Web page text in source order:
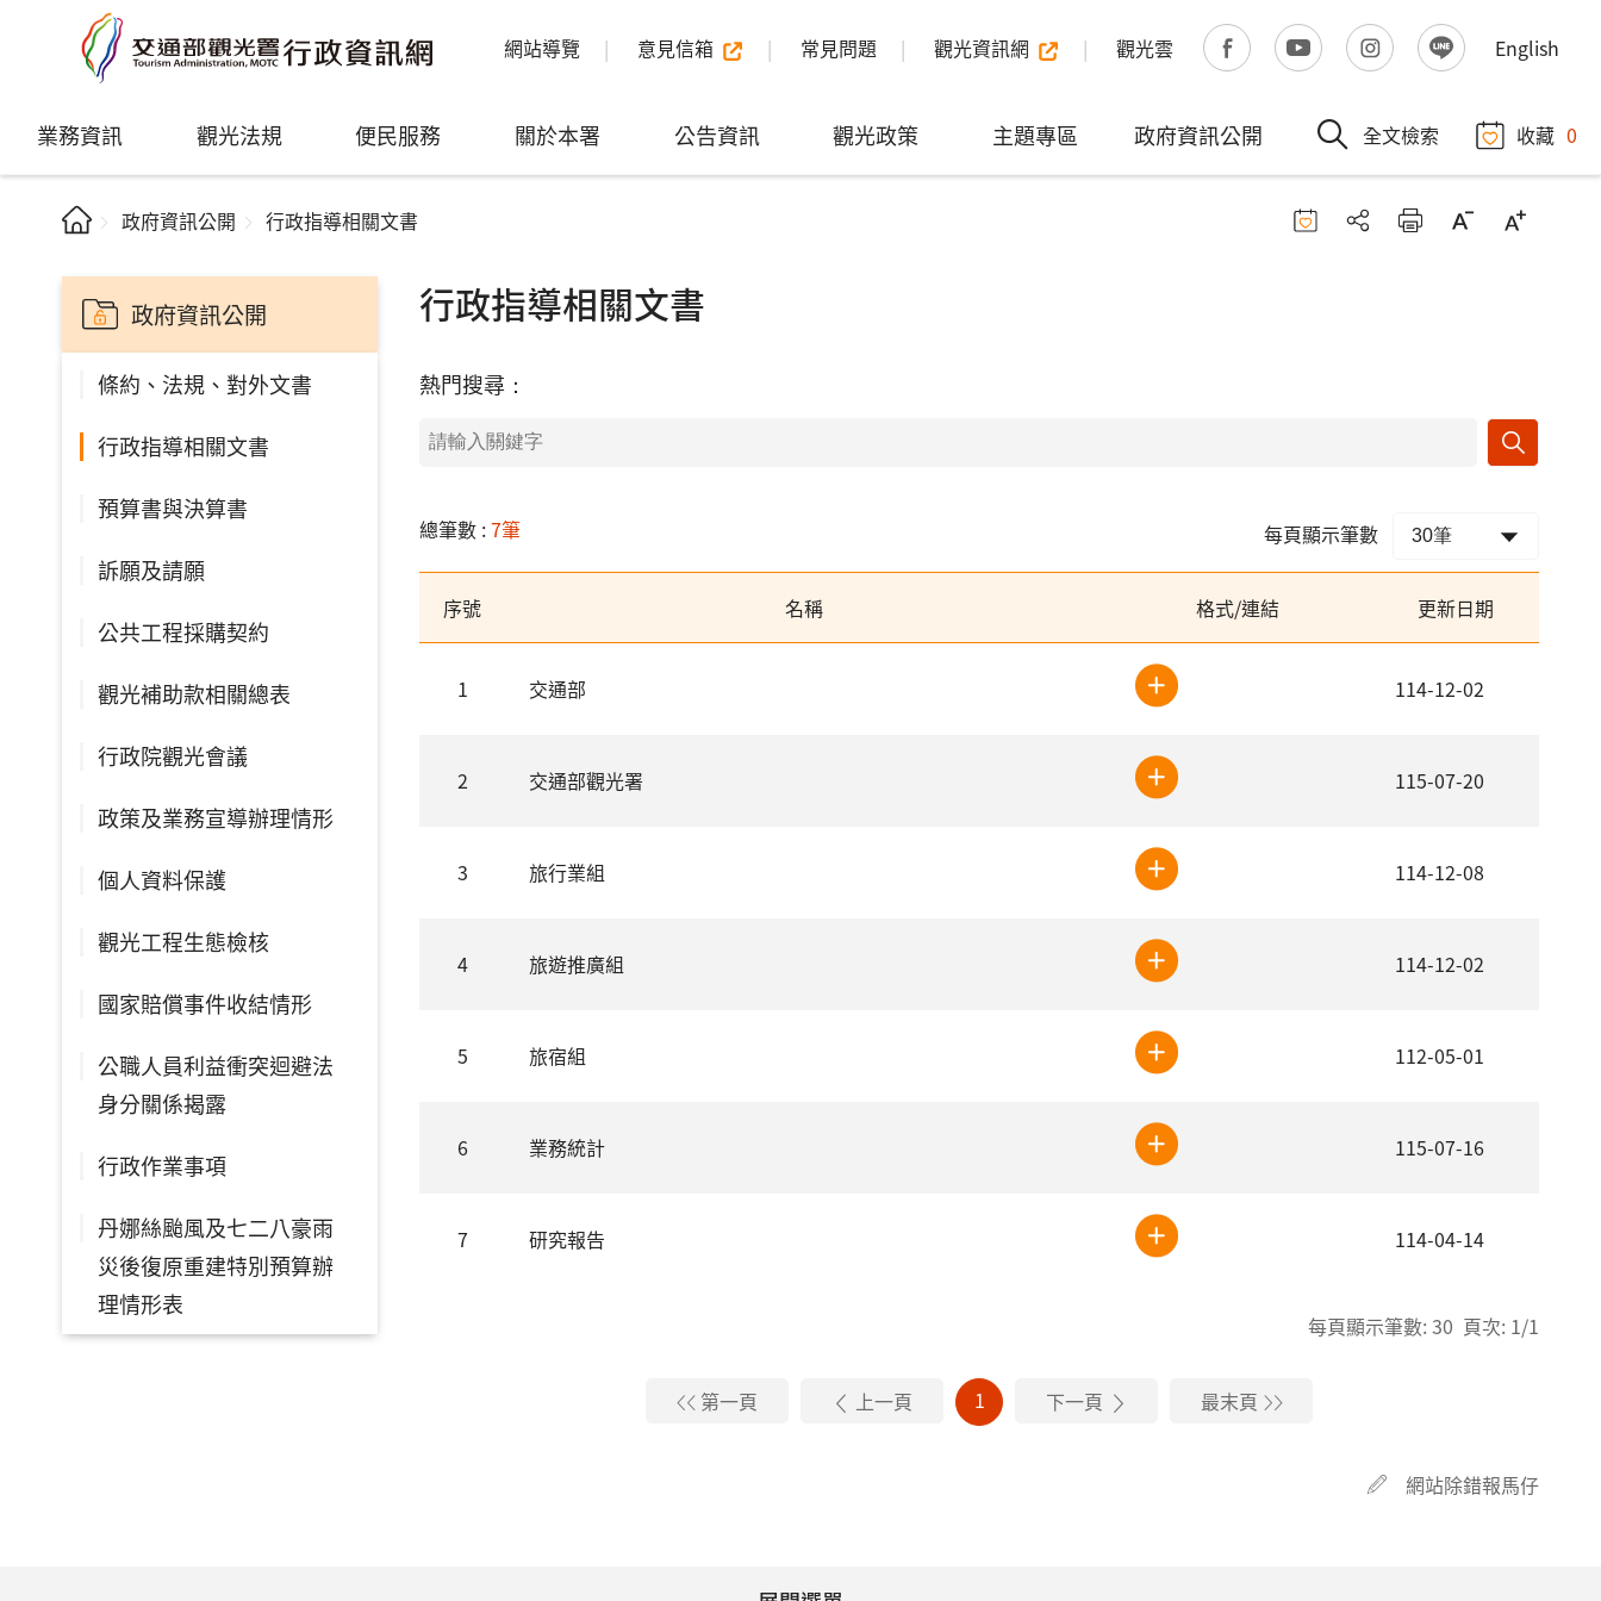
網站導覽 意見信箱 常見問題 觀光資訊網 觀光雲 English
業務資訊 觀光法規 便民服務 關於本署 公告資訊 觀光政策 主題專區 政府資訊公開 全文檢索 收藏 0
政府資訊公開 行政指導相關文書
政府資訊公開
條約、法規、對外文書
行政指導相關文書
預算書與決算書
訴願及請願
公共工程採購契約
觀光補助款相關總表
行政院觀光會議
政策及業務宣導辦理情形
個人資料保護
觀光工程生態檢核
國家賠償事件收結情形
公職人員利益衝突迴避法
身分關係揭露
行政作業事項
丹娜絲颱風及七二八豪雨
災後復原重建特別預算辦
理情形表
行政指導相關文書
熱門搜尋：
總筆數 :7筆 每頁顯示筆數
序號 名稱 格式/連結 更新日期
1 交通部 114-12-02
2 交通部觀光署 115-07-20
3 旅行業組 114-12-08
4 旅遊推廣組 114-12-02
5 旅宿組 112-05-01
6 業務統計 115-07-16
7 研究報告 114-04-14
每頁顯示筆數: 30 頁次: 1/1
第一頁 上一頁 1 下一頁 最末頁
網站除錯報馬仔